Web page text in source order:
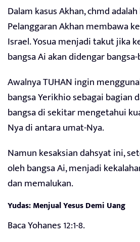
Dalam kasus Akhan, chmd
Pelanggaran Akhan membawa
Israel. Yosua menjadi takut jika
bangsa Ai akan didengar
Awalnya TUHAN ingin
bangsa Yerikhio sebagai bagian
bangsa di sekitar mengetahui
Nya di antara umat-Nya.
Namun kesaksian dahsyat ini,
oleh bangsa Ai, menjadi
dan memalukan.
Yudas: Menjual Yesus Demi Uang
Baca Yohanes 12:1-8.